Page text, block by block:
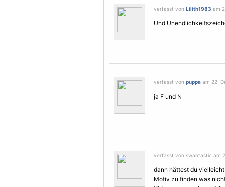
verfasst von Lilith1983 am
Und
verfasst von puppa am 22.
ja F und N
verfasst von swantastic am
dann hättest du
Motiv zu finden was